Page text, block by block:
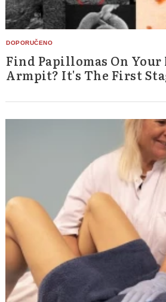
Find Papillomas On Your
Armpit? It's The First